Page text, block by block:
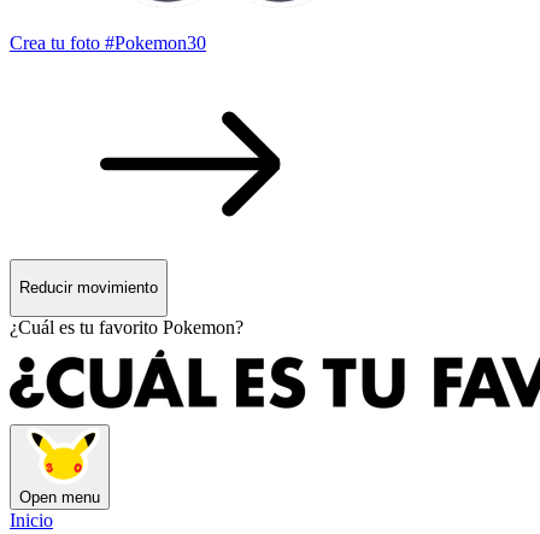
Crea tu foto #Pokemon30
Reducir movimiento
¿Cuál es tu favorito Pokemon?
Open menu
Inicio